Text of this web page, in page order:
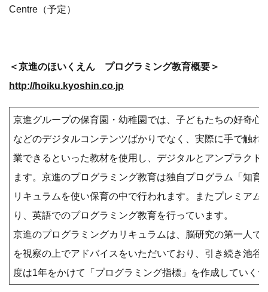
Centre（予定）
＜京進のほいくえん プログラミング教育概要＞
http://hoiku.kyoshin.co.jp
京進グループの保育園・幼稚園では、子どもたちの好奇
などのデジタルコンテンツばかりでなく、実際に手で触
業できるといった教材を使用し、デジタルとアンプラクド
ます。京進のプログラミング教育は独自プログラム「知
リキュラムを使い保育の中で行われます。またプレミア
り、英語でのプログラミング教育を行っています。
京進のプログラミングカリキュラムは、脳研究の第一人で
を視察の上でアドバイスをいただいており、引き続き池
度は1年をかけて「プログラミング指標」を作成していく